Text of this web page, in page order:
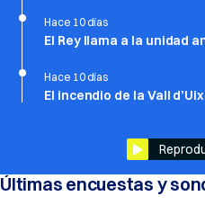
Hace 10 días
El Rey llama a la unidad
Hace 10 días
El incendio de la Vall
Últimas encuestas y